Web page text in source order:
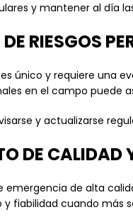
y mantener al día
RIESGOS
único y requiere una
en el campo puede
y actualizarse
DE CALIDAD
emergencia de alta
fiabilidad cuando más